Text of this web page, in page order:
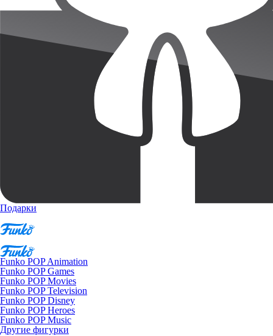
Подарки
Funko POP Animation
Funko POP Games
Funko POP Movies
Funko POP Television
Funko POP Disney
Funko POP Heroes
Funko POP Music
Другие фигурки